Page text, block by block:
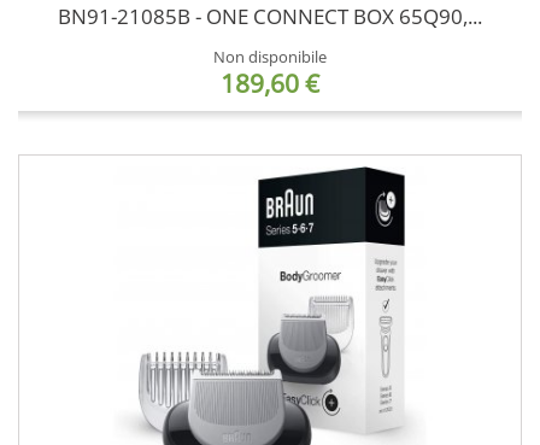
BN91-21085B - ONE CONNECT BOX 65Q90,...
Non disponibile
189,60 €